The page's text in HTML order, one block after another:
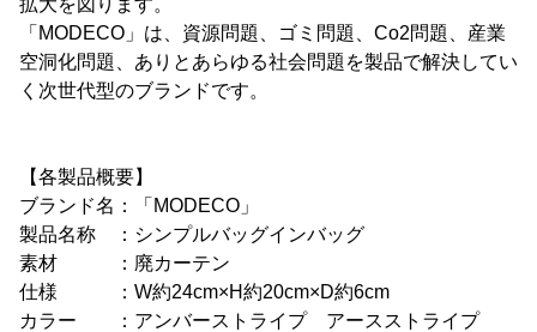
拡大を図ります。
「MODECO」は、資源問題、ゴミ問題、Co2問題、産業
空洞化問題、ありとあらゆる社会問題を製品で解決してい
く次世代型のブランドです。
【各製品概要】
ブランド名：「MODECO」
製品名称 ：シンプルバッグインバッグ
素材 ：廃カーテン
仕様 ：W約24cm×H約20cm×D約6cm
カラー ：アンバーストライプ アースストライプ